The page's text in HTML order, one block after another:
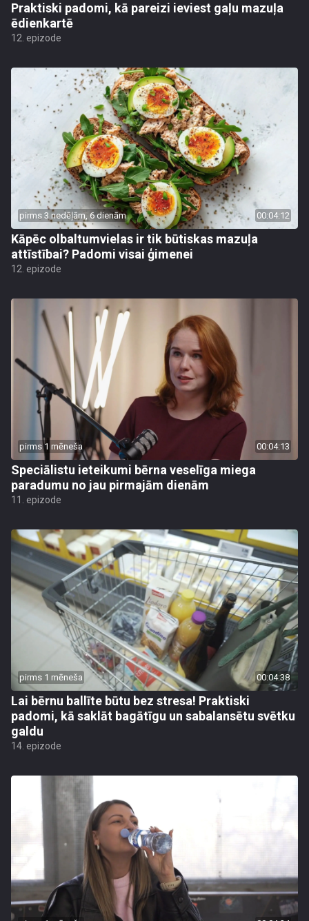
Praktiski padomi, kā pareizi ieviest gaļu mazuļa
ēdienkartē
12. epizode
pirms 3 nedēļām, 6 dienām 00:04:12
Kāpēc olbaltumvielas ir tik būtiskas mazuļa
attīstībai? Padomi visai ģimenei
12. epizode
pirms 1 mēneša 00:04:13
Speciālistu ieteikumi bērna veselīga miega
paradumu no jau pirmajām dienām
11. epizode
pirms 1 mēneša 00:04:38
Lai bērnu ballīte būtu bez stresa! Praktiski
padomi, kā saklāt bagātīgu un sabalansētu svētku
galdu
14. epizode